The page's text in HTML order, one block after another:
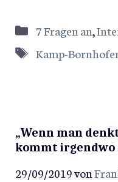
Kategorien
7 Fragen an,
Schlagwörter
Kamp-
„Wenn man
kommt irgendwo
29/09/2019von